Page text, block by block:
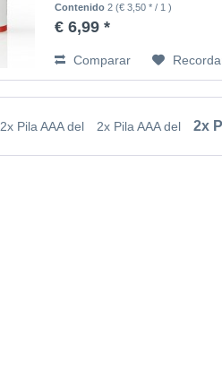
Contenido2(€ 3,50 * / 1 )
€ 6,99 *
Comparar
2x Pila AAA del 2x Pila AAA del 2x